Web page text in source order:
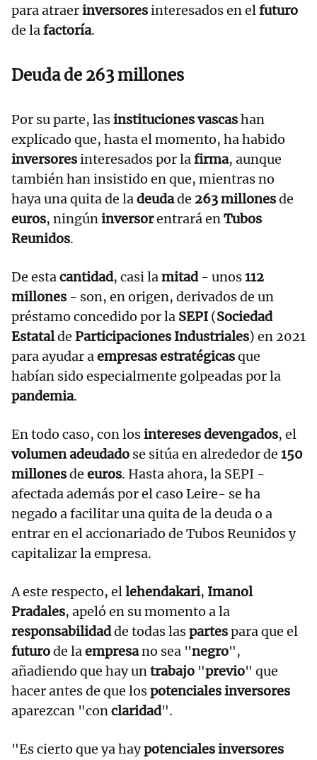
para atraerinversoresinteresados en elfuturo
de lafactoría.
Deuda de 263 millones
Por su parte, lasinstituciones vascashan
explicado que, hasta el momento, ha habido
inversoresinteresados por lafirma, aunque
también han insistido en que, mientras no
haya una quita de ladeudade 263 millonesde
euros, ningúninversorentrará enTubos
Reunidos.
De estacantidad, casi lamitad- unos112
millones - son, en origen, derivados de un
préstamo concedido por la SEPI (Sociedad
Estatalde Participaciones Industriales) en 2021
para ayudar aempresas estratégicasque
habían sido especialmente golpeadas por la
pandemia.
En todo caso, con losintereses devengados, el
volumen adeudado se sitúa en alrededor de 150
millonesde euros. Hasta ahora, la SEPI -
afectada además por el caso Leire- se ha
negado a facilitar una quita de la deuda o a
entrar en el accionariado de Tubos Reunidos y
capitalizar la empresa.
A este respecto, ellehendakari, Imanol
Pradales, apeló en su momento a la
responsabilidadde todas laspartespara que el
futurode laempresano sea "negro",
añadiendo que hay untrabajo "previo" que
hacer antes de que lospotenciales inversores
aparezcan "conclaridad".
"Es cierto que ya haypotenciales inversores